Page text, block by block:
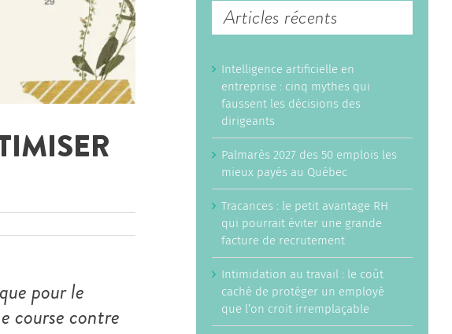
pour le
course contre
Articles récents
Intelligence artificielle en
entreprise : cinq mythes qui
faussent les décisions des
dirigeants
Palmarès 2027 des 50 emplois les
mieux payés au Québec
Tracances : le petit avantage RH
qui pourrait éviter une grande
facture de recrutement
Intimidation au travail : le coût
caché de protéger un employé
que l’on croit irremplaçable